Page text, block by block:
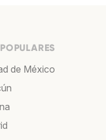
de México